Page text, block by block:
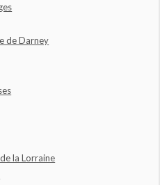
de Darney
la Lorraine